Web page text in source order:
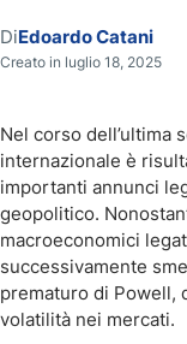
DiEdoardo Catani
Creato in luglio 18, 2025
Nel corso dell’ultima
internazionale è
importanti annunci
geopolitico.
macroeconomici
successivamente
prematuro di Powell,
volatilità nei mercati.